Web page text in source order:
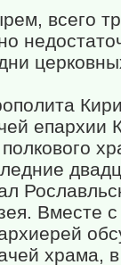
всего
епархии
Вместе с
храма,